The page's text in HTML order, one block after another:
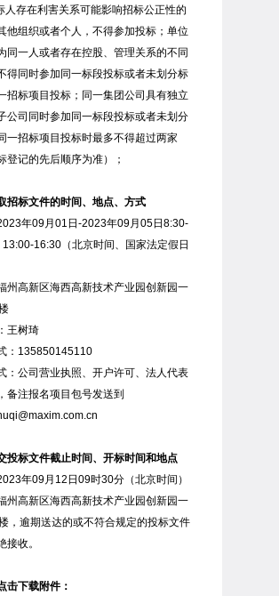
人存在利害关系可能影响招标公正性的
他组织或者个人，不得参加投标；单位
同一人或者存在控股、管理关系的不同
得同时参加同一标段投标或者未划分标
招标项目投标；同一集团公司具有独立
公司同时参加同一标段投标或者未划分
一招标项目投标时最多不得超过两家
登记的先后顺序为准）；
招标文件的时间、地点、方式
年09月01日-2023年09月05日8:30-
16:30（北京时间、国家法定假日
州高新区海西高新技术产业园创新园一
王树琦
：135850145110
：公司营业执照、开户许可、法人代表
备注报名项目包号发送到
投标文件截止时间、开标时间和地点
年09月12日09时30分（北京时间）
州高新区海西高新技术产业园创新园一
，逾期送达的或不符合规定的投标文件
接收。
击下载附件：